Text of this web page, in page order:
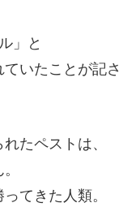
」と
いたことが記さ
たペストは、
てきた人類。